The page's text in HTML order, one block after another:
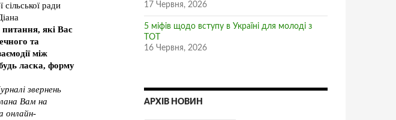
17 Червня, 2026
5 міфів щодо вступу в Україні для молоді з
ТОТ
16 Червня, 2026
АРХІВ НОВИН